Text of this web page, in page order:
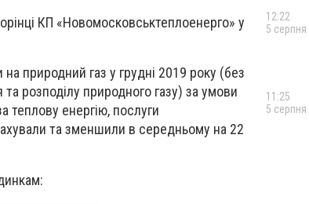
КП «Новомосковськтеплоенерго» у
природний газ у грудні 2019 року (без
розподілу природного газу) за умови
теплову енергію, послуги
та зменшили в середньому на 22
12:22
5 серпня
11:25
5 серпня